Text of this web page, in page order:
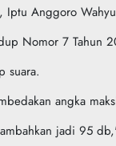
Iptu Anggoro
Nomor 7 Tahun
suara.
angka
jadi 95